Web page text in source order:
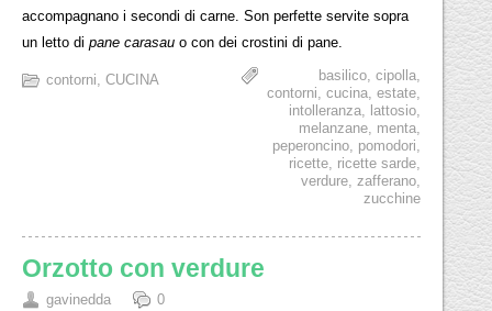
accompagnano i secondi di carne. Son perfette servite sopra
un letto dipane carasau o con dei crostini di pane.
contorni,CUCINA basilico, cipolla,
contorni, cucina, estate,
intolleranza, lattosio,
melanzane, menta,
peperoncino, pomodori,
ricette, ricette sarde,
verdure, zafferano,
zucchine
Orzotto con verdure
gavinedda 0